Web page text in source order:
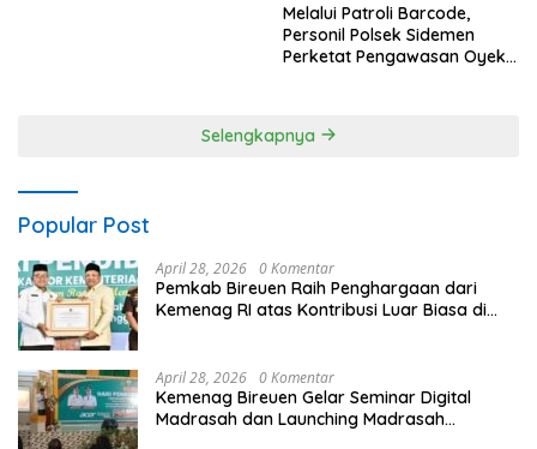
Melalui Patroli Barcode,
Personil Polsek Sidemen
Perketat Pengawasan Oyek
Selengkapnya
Popular Post
April 28, 2026 0 Komentar
Pemkab Bireuen Raih Penghargaan dari
Kemenag RI atas Kontribusi Luar Biasa di
April 28, 2026 0 Komentar
Kemenag Bireuen Gelar Seminar Digital
Madrasah dan Launching Madrasah